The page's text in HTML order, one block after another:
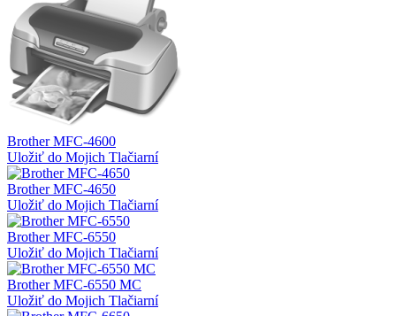
Brother MFC-4600
Uložiť do Mojich Tlačiarní
Brother MFC-4650
Uložiť do Mojich Tlačiarní
Brother MFC-6550
Uložiť do Mojich Tlačiarní
Brother MFC-6550 MC
Uložiť do Mojich Tlačiarní